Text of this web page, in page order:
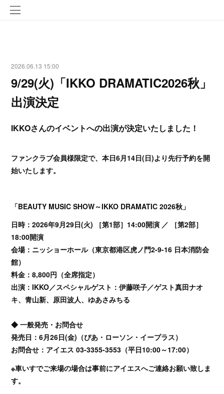
2026.06.13 15:00
9/29(火)「IKKO DRAMATIC2026秋」
出演決定
IKKOさんのイベントへの出演が決定いたしました！
ファンクラブ会員様限定で、本日6月14日(日)より先行予約を開
始いたします。
「BEAUTY MUSIC SHOW～IKKO DRAMATIC 2026秋」
日時：2026年9月29日(火) ［第1部］14:00開演 ／ ［第2部］
18:00開演
会場：ニッショーホール（東京都港区虎ノ門2-9-16 日本消防会
館）
料金：8,800円（全席指定）
出演：IKKO／スペシャルゲスト：伊藤咲子／ゲスト真田ナオ
キ、青山新、原田波人、ゆあさみちる
◆ 一般発売・お問合せ
発売日：6月26日(金)（ぴあ・ローソン・イープラス）
お問合せ：アイエス 03-3355-3553（平日10:00～17:00）
※車いすでご来場の場合は事前にアイエスへご連絡お願い致しま
す。